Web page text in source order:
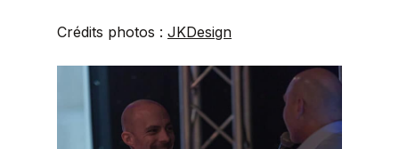
Crédits photos : JKDesign